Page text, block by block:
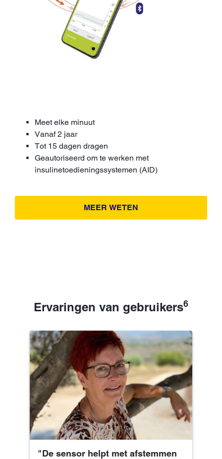
Meet elke minuut
Vanaf 2 jaar
Tot 15 dagen dragen
Geautoriseerd om te werken met
insulinetoedieningssystemen (AID)
MEER WETEN
Ervaringen van gebruikers6
"De sensor helpt met afstemmen